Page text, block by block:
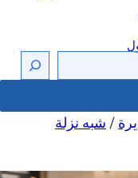
/ شبه نزلة